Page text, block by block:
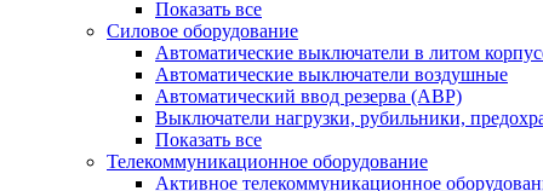
Показать все
Силовое оборудование
Автоматические выключатели в литом
Автоматические выключатели воздушные
Автоматический ввод резерва (АВР)
Выключатели нагрузки, рубильники,
Показать все
Телекоммуникационное оборудование
Активное телекоммуникационное